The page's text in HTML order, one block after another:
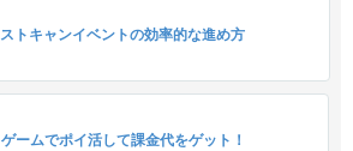
ストキャンイベントの効率的な進め方
ゲームでポイ活して課金代をゲット！